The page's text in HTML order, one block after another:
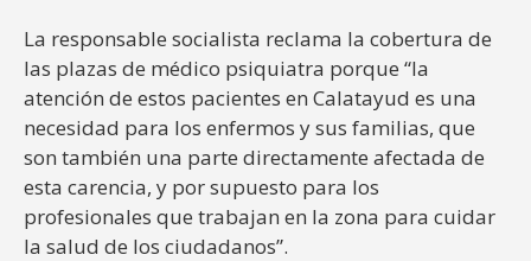
La responsable socialista reclama la cobertura de
las plazas de médico psiquiatra porque “la
atención de estos pacientes en Calatayud es una
necesidad para los enfermos y sus familias, que
son también una parte directamente afectada de
esta carencia, y por supuesto para los
profesionales que trabajan en la zona para cuidar
la salud de los ciudadanos”.